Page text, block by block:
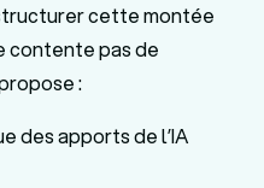
cette montée
contente pas de
:
des apports de l’IA